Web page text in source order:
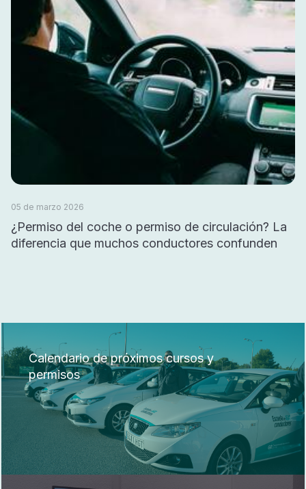
05 de marzo 2026
¿Permiso del coche o permiso de circulación? La
diferencia que muchos conductores confunden
Calendario de próximos cursos y
permisos